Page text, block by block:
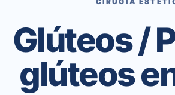
Glúteos /
glúteos